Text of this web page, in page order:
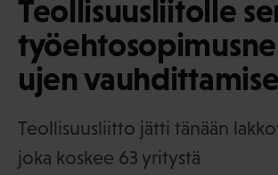
Teollisuusliitolle
ujen
Teollisuusliitto jätti tänään
joka koskee 63 yritystä